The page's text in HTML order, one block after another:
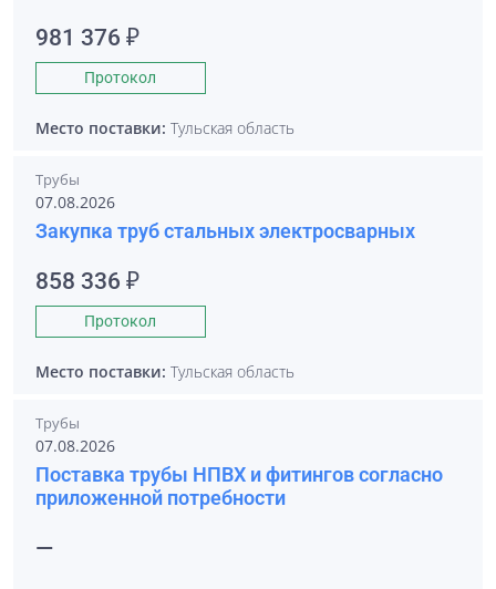
981 376 ₽
Протокол
Место поставки: Тульская область
Трубы
07.08.2026
Закупка труб стальных электросварных
858 336 ₽
Протокол
Место поставки: Тульская область
Трубы
07.08.2026
Поставка трубы НПВХ и фитингов согласно
приложенной потребности
—